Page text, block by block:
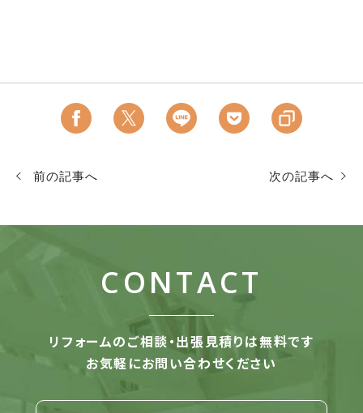
前の記事へ 次の記事へ
CONTACT
リフォームのご相談・出張見積りは無料です
お気軽にお問い合わせください